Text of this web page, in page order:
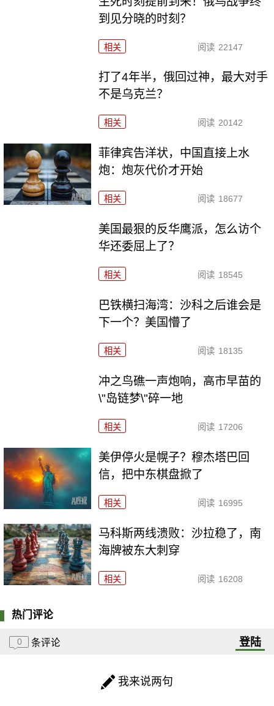
到见分晓的时刻？
相关 阅读 22147
打了4年半，俄回过神，最大对手
不是乌克兰？
相关 阅读 20142
菲律宾告洋状，中国直接上水
炮：炮灰代价才开始
相关 阅读 18677
美国最狠的反华鹰派，怎么访个
华还委屈上了？
相关 阅读 18545
巴铁横扫海湾：沙科之后谁会是
下一个？美国懵了
相关 阅读 18135
冲之鸟礁一声炮响，高市早苗的
\"岛链梦\"碎一地
相关 阅读 17206
美伊停火是幌子？穆杰塔巴回
信，把中东棋盘掀了
相关 阅读 16995
马科斯两线溃败：沙拉稳了，南
海牌被东大刺穿
相关 阅读 16208
热门评论
0 条评论 登陆
我来说两句